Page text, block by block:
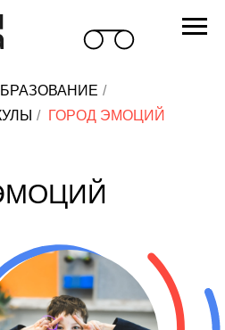
/
/ ГОРОД ЭМОЦИЙ